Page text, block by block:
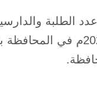
عدد الطلبة